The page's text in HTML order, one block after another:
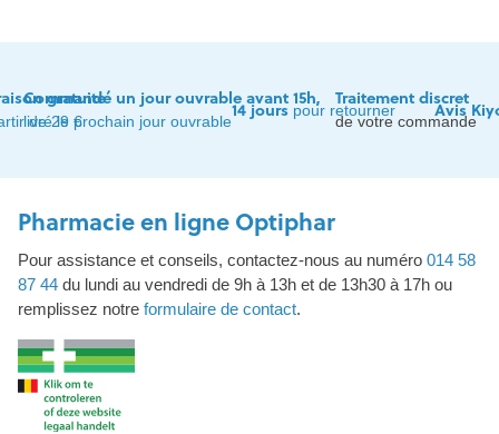
gratuite
de 29 €
Commandé un jour ouvrable avant 15h,
livré le prochain jour ouvrable
14 jourspour retourner
Traitement discret
de votre commande
Avis
Pharmacie en ligne Optiphar
Pour assistance et conseils, contactez-nous au numéro 014 58
87 44 du lundi au vendredi de 9h à 13h et de 13h30 à 17h ou
remplissez notre formulaire de contact.